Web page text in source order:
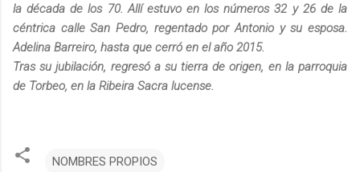
la década de los 70. Allí estuvo en los números 32 y 26 de la
céntrica calle San Pedro, regentado por Antonio y su esposa.
Adelina Barreiro, hasta que cerró en el año 2015.
Tras su jubilación, regresó a su tierra de origen, en la parroquia
de Torbeo, en la Ribeira Sacra lucense.
NOMBRES PROPIOS